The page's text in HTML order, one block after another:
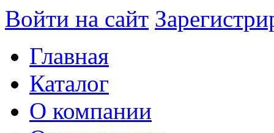
Войти на сайт
Главная
Каталог
О компании